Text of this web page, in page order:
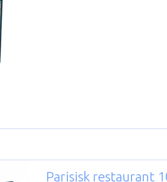
Parisisk restaurant